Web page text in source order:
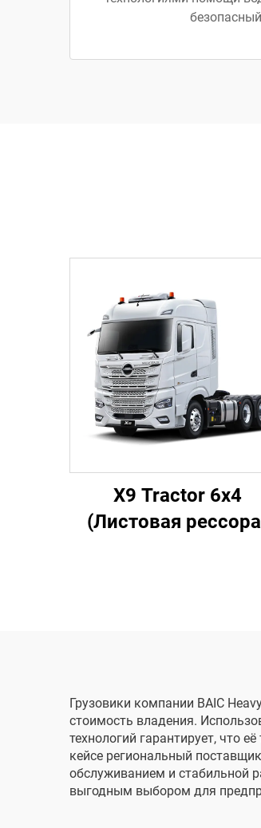
X9 Tractor 6x4
(Листовая
Грузовики компании BAIC
стоимость владения.
технологий гарантирует, что
кейсе региональный
обслуживанием и стабильной
выгодным выбором для